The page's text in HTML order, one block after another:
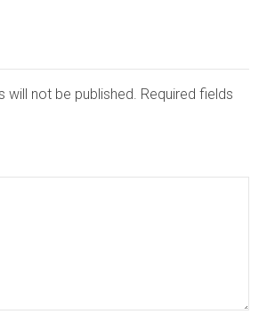
will not be published. Required fields